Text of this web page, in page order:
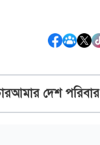
আমার দেশ পরিবার